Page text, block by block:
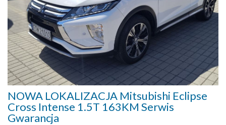
NOWA LOKALIZACJA Mitsubishi Eclipse
Cross Intense 1.5T 163KM Serwis
Gwarancja